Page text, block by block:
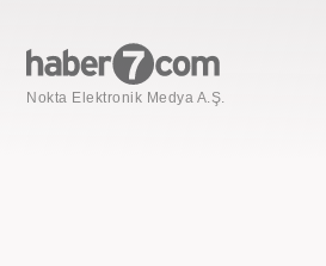
Nokta Elektronik Medya A.Ş.